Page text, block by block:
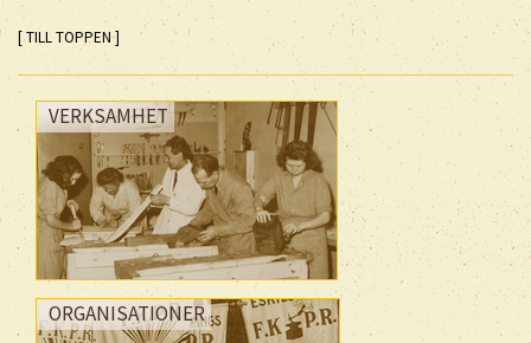
[ TILL TOPPEN ]
VERKSAMHET
ORGANISATIONER